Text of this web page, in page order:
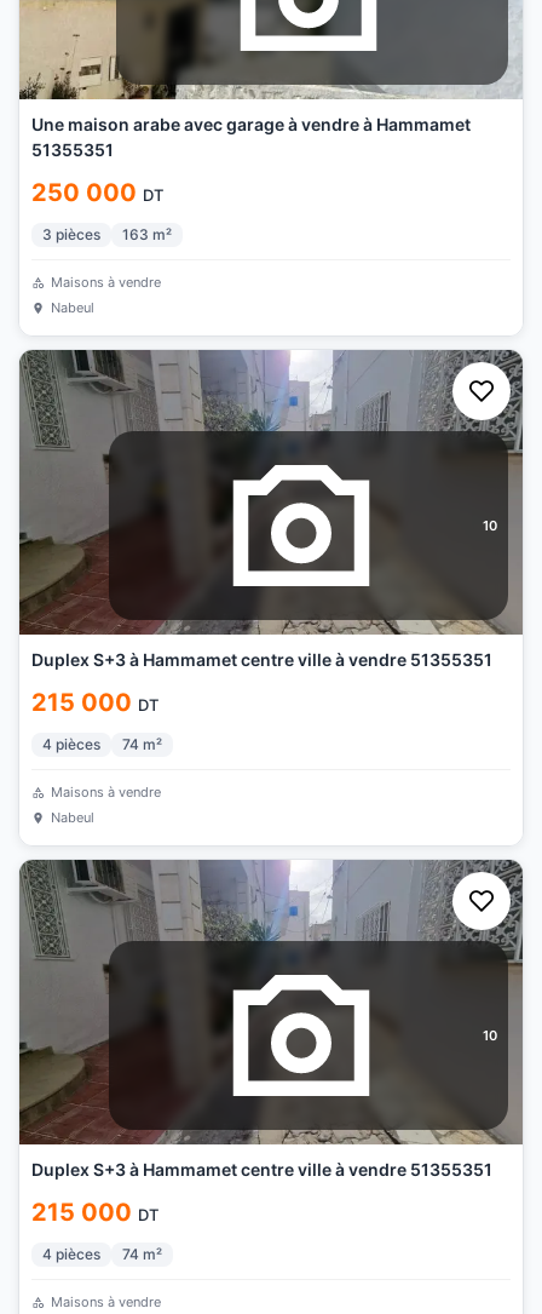
Une maison arabe avec garage à vendre à Hammamet
51355351
250 000 DT
3 pièces 163 m²
Maisons à vendre
Nabeul
10
Duplex S+3 à Hammamet centre ville à vendre 51355351
215 000 DT
4 pièces 74 m²
Maisons à vendre
Nabeul
10
Duplex S+3 à Hammamet centre ville à vendre 51355351
215 000 DT
4 pièces 74 m²
Maisons à vendre